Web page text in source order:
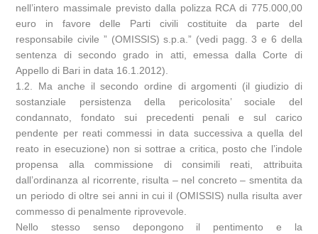
nell’intero massimale previsto dalla polizza RCA di 775.000,00
euro in favore delle Parti civili costituite da parte del
responsabile civile ” (OMISSIS) s.p.a.” (vedi pagg. 3 e 6 della
sentenza di secondo grado in atti, emessa dalla Corte di
Appello di Bari in data 16.1.2012).
1.2. Ma anche il secondo ordine di argomenti (il giudizio di
sostanziale persistenza della pericolosita’ sociale del
condannato, fondato sui precedenti penali e sul carico
pendente per reati commessi in data successiva a quella del
reato in esecuzione) non si sottrae a critica, posto che l’indole
propensa alla commissione di consimili reati, attribuita
dall’ordinanza al ricorrente, risulta – nel concreto – smentita da
un periodo di oltre sei anni in cui il (OMISSIS) nulla risulta aver
commesso di penalmente riprovevole.
Nello stesso senso depongono il pentimento e la